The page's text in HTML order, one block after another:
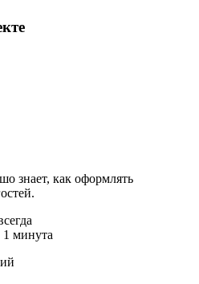
знает, как оформлять
1 минута